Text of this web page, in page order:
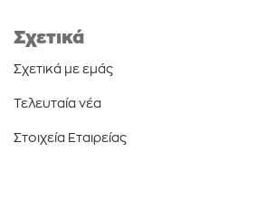
Σχετικά
Σχετικά με εμάς
Τελευταία νέα
Στοιχεία Εταιρείας